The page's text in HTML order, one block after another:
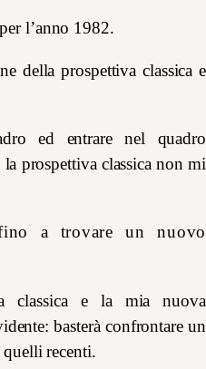
l’anno 1982.
della prospettiva classica e
ed entrare nel quadro
la prospettiva classica non mi
a trovare un nuovo
classica e la mia nuova
basterà confrontare un
recenti.